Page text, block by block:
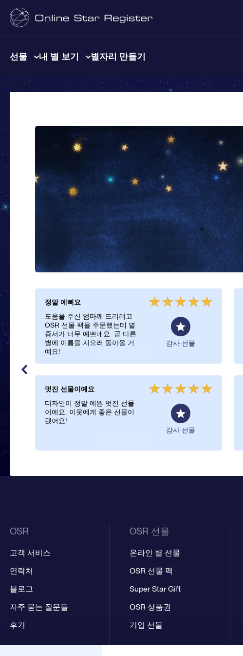
선물 내 별 보기 별자리 만들기
정말 예뻐요
도움을 주신 엄마께 드리려고
OSR 선물 팩을 주문했는데 별
증서가 너무 예쁘네요. 곧 다른
별에 이름을 지으러 돌아올 거
예요!
감사 선물
멋진 선물이예요
디자인이 정말 예쁜 멋진 선물
이에요. 이웃에게 좋은 선물이
됐어요!
감사 선물
OSR
고객 서비스
연락처
블로그
자주 묻는 질문들
후기
OSR 선물
온라인 별 선물
OSR 선물 팩
Super Star Gift
OSR 상품권
기업 선물